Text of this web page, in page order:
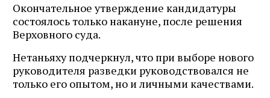
Окончательное утверждение кандидатуры
состоялось только накануне, после решения
Верховного суда.
Нетаньяху подчеркнул, что при выборе нового
руководителя разведки руководствовался не
только его опытом, но и личными качествами.